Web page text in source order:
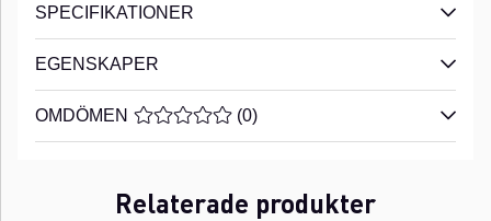
SPECIFIKATIONER
EGENSKAPER
OMDÖMEN MEDELBETYG 0 AV 5 ANTAL BETYG 0
(0)
Relaterade produkter